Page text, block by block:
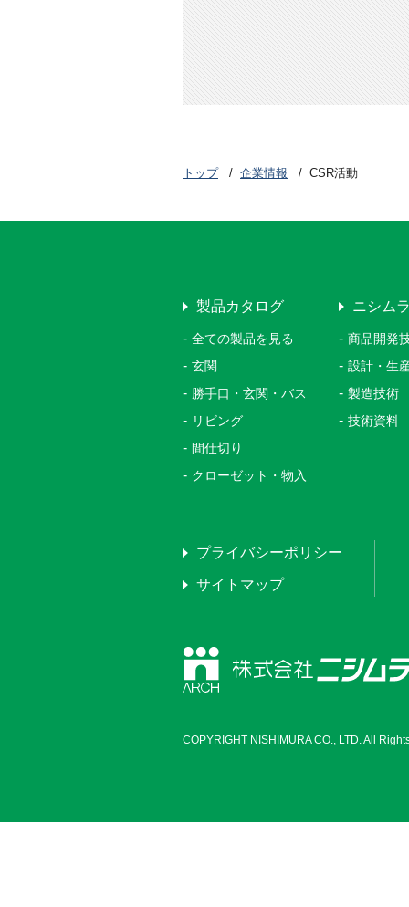
トップ 企業情報 CSR活動
製品カタログ
全ての製品を見る
玄関
勝手口・玄関・バス
リビング
間仕切り
クローゼット・物入
ニシム
商品開発
設計・生
製造技術
技術資料
プライバシーポリシー
サイトマップ
COPYRIGHT NISHIMURA CO., LTD. All